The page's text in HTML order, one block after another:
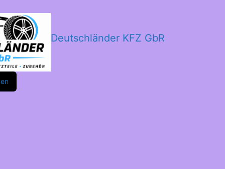
Deutschländer KFZ GbR